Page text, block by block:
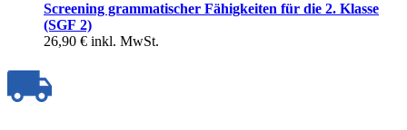
Screening grammatischer Fähigkeiten für die 2. Klasse
(SGF 2)
26,90 € inkl. MwSt.